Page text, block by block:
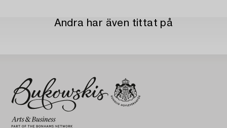
Andra har även tittat på